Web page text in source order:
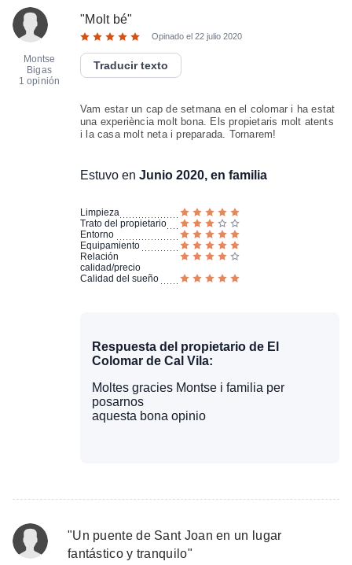
Montse
Bigas
1 opinión
"Molt bé"
Opinado el 22 julio 2020
Traducir texto
Vam estar un cap de setmana en el colomar i ha estat
una experiència molt bona. Els propietaris molt atents
i la casa molt neta i preparada. Tornarem!
Estuvo en Junio 2020, en familia
Limpieza
Trato del propietario
Entorno
Equipamiento
Relación
calidad/precio
Calidad del sueño
Respuesta del propietario de El
Colomar de Cal Vila:
Moltes gracies Montse i familia per
posarnos
aquesta bona opinio
"Un puente de Sant Joan en un lugar
fantástico y tranquilo"